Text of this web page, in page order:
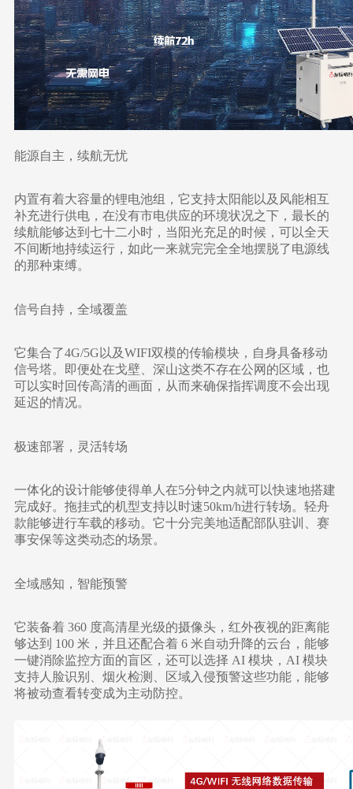
能源自主，续航无忧
内置有着大容量的锂电池组，它支持太阳能以及风能相互
补充进行供电，在没有市电供应的环境状况之下，最长的
续航能够达到七十二小时，当阳光充足的时候，可以全天
不间断地持续运行，如此一来就完完全全地摆脱了电源线
的那种束缚。
信号自持，全域覆盖
它集合了4G/5G以及WIFI双模的传输模块，自身具备移动
信号塔。即便处在戈壁、深山这类不存在公网的区域，也
可以实时回传高清的画面，从而来确保指挥调度不会出现
延迟的情况。
极速部署，灵活转场
一体化的设计能够使得单人在5分钟之内就可以快速地搭建
完成好。拖挂式的机型支持以时速50km/h进行转场。轻舟
款能够进行车载的移动。它十分完美地适配部队驻训、赛
事安保等这类动态的场景。
全域感知，智能预警
它装备着 360 度高清星光级的摄像头，红外夜视的距离能
够达到 100 米，并且还配合着 6 米自动升降的云台，能够
一键消除监控方面的盲区，还可以选择 AI 模块，AI 模块
支持人脸识别、烟火检测、区域入侵预警这些功能，能够
将被动查看转变成为主动防控。